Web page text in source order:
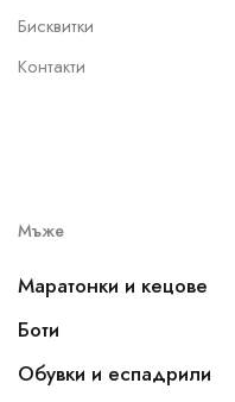
Бисквитки
Контакти
Мъже
Маратонки и кецове
Боти
Обувки и еспадрили